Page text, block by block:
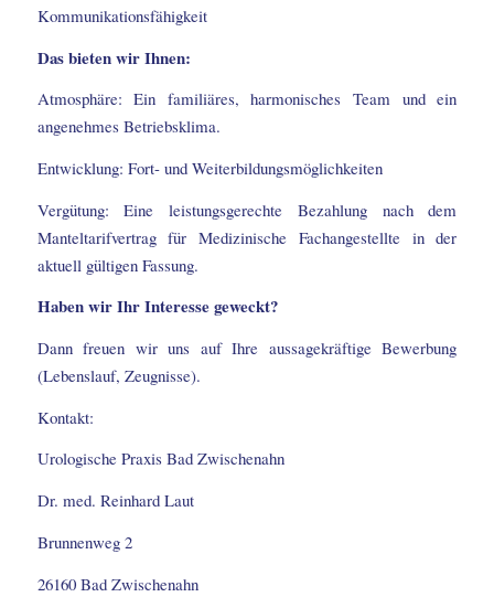
Kommunikationsfähigkeit
Das bieten wir Ihnen:
Atmosphäre: Ein familiäres, harmonisches Team und ein
angenehmes Betriebsklima.
Entwicklung: Fort- und Weiterbildungsmöglichkeiten
Vergütung: Eine leistungsgerechte Bezahlung nach dem
Manteltarifvertrag für Medizinische Fachangestellte in der
aktuell gültigen Fassung.
Haben wir Ihr Interesse geweckt?
Dann freuen wir uns auf Ihre aussagekräftige Bewerbung
(Lebenslauf, Zeugnisse).
Kontakt:
Urologische Praxis Bad Zwischenahn
Dr. med. Reinhard Laut
Brunnenweg 2
26160 Bad Zwischenahn